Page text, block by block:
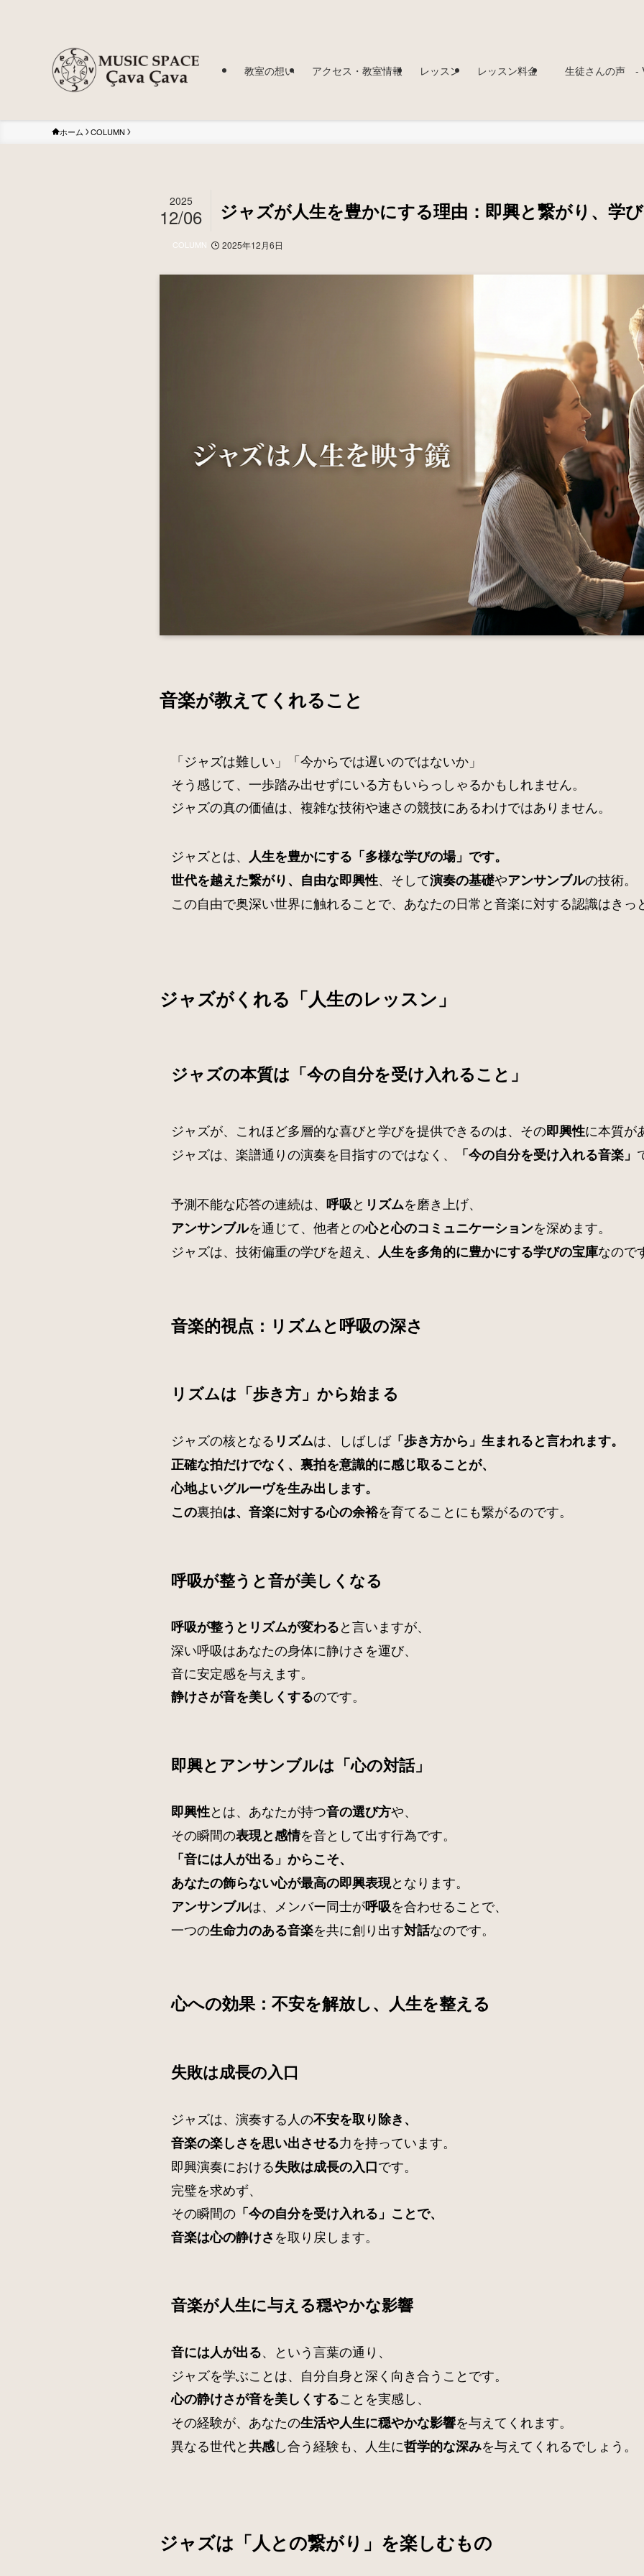
教室の想い アクセス・教室情報 レッスン レッスン料金 生徒さんの声 -
ホーム COLUMN
ジャズが人生を豊かにする理由：即興と繋がり、学
2025
12/06
COLUMN 2025年12月6日
音楽が教えてくれること
「ジャズは難しい」「今からでは遅いのではないか」
そう感じて、一歩踏み出せずにいる方もいらっしゃるかもしれません。
ジャズの真の価値は、複雑な技術や速さの競技にあるわけではありません。
ジャズとは、 人生を豊かにする「多様な学びの場」です。
世代を越えた繋がり、自由な即興性、そして演奏の基礎やアンサンブルの技術。
この自由で奥深い世界に触れることで、あなたの日常と音楽に対する認識はきっ
ジャズがくれる「人生のレッスン」
ジャズの本質は「今の自分を受け入れること」
ジャズが、これほど多層的な喜びと学びを提供できるのは、その即興性に本質が
ジャズは、楽譜通りの演奏を目指すのではなく、
「今の自分を受け入れる音楽」
予測不能な応答の連続は、 呼吸と リズムを磨き上げ、
アンサンブルを通じて、他者との心と心のコミュニケーションを深めます。
ジャズは、技術偏重の学びを超え、 人生を多角的に豊かにする学びの宝庫なので
音楽的視点：リズムと呼吸の深さ
リズムは「歩き方」から始まる
ジャズの核となる リズムは、しばしば「歩き方から」生まれると言われます。
正確な拍だけでなく、裏拍を意識的に感じ取ることが、
心地よいグルーヴを生み出します。
この裏拍は、音楽に対する心の余裕を育てることにも繋がるのです。
呼吸が整うと音が美しくなる
呼吸が整うとリズムが変わると言いますが、
深い呼吸はあなたの身体に静けさを運び、
音に安定感を与えます。
静けさが音を美しくするのです。
即興とアンサンブルは「心の対話」
即興性とは、あなたが持つ音の選び方や、
その瞬間の表現と感情を音として出す行為です。
「音には人が出る」からこそ、
あなたの飾らない心が最高の即興表現となります。
アンサンブルは、メンバー同士が呼吸を合わせることで、
一つの生命力のある音楽を共に創り出す対話なのです。
心への効果：不安を解放し、人生を整える
失敗は成長の入口
ジャズは、演奏する人の不安を取り除き、
音楽の楽しさを思い出させる力を持っています。
即興演奏における失敗は成長の入口です。
完璧を求めず、
その瞬間の 「今の自分を受け入れる」ことで、
音楽は心の静けさを取り戻します。
音楽が人生に与える穏やかな影響
音には人が出る、という言葉の通り、
ジャズを学ぶことは、自分自身と深く向き合うことです。
心の静けさが音を美しくすることを実感し、
その経験が、あなたの生活や人生に穏やかな影響を与えてくれます。
異なる世代と共感し合う経験も、人生に哲学的な深みを与えてくれるでしょう。
ジャズは「人との繋がり」を楽しむもの